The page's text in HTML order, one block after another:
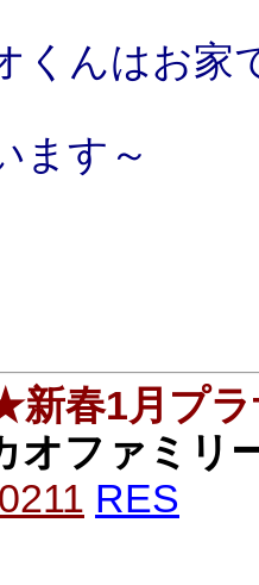
くんはお家
ます～
新春1月プ
オファミリ
RES